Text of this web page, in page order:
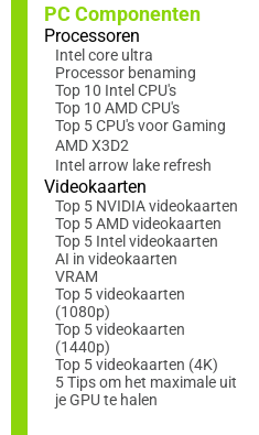
PC Componenten
Processoren
Intel core ultra
Processor benaming
Top 10 Intel CPU's
Top 10 AMD CPU's
Top 5 CPU's voor Gaming
AMD X3D2
Intel arrow lake refresh
Videokaarten
Top 5 NVIDIA videokaarten
Top 5 AMD videokaarten
Top 5 Intel videokaarten
AI in videokaarten
VRAM
Top 5 videokaarten
(1080p)
Top 5 videokaarten
(1440p)
Top 5 videokaarten (4K)
5 Tips om het maximale uit
je GPU te halen